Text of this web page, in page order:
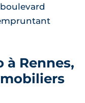
à Rennes,